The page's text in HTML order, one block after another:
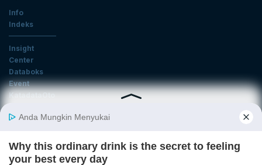
Info
Indeks
Insight
Center
Databoks
Event
KatadataOto
Email
Daftar